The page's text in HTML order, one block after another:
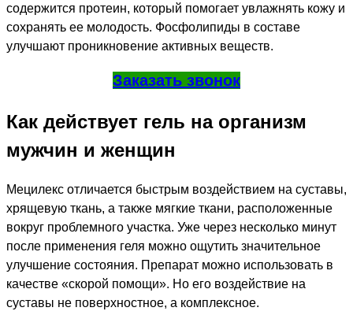
содержится протеин, который помогает увлажнять кожу и
сохранять ее молодость. Фосфолипиды в составе
улучшают проникновение активных веществ.
Заказать звонок
Как действует гель на организм
мужчин и женщин
Мецилекс отличается быстрым воздействием на суставы,
хрящевую ткань, а также мягкие ткани, расположенные
вокруг проблемного участка. Уже через несколько минут
после применения геля можно ощутить значительное
улучшение состояния. Препарат можно использовать в
качестве «скорой помощи». Но его воздействие на
суставы не поверхностное, а комплексное.